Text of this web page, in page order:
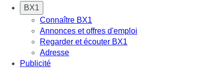
BX1
Connaître BX1
Annonces et offres d'emploi
Regarder et écouter BX1
Adresse
Publicité